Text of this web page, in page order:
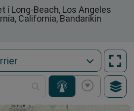
í Long-Beach, Los Angeles
California, Bandaríkin